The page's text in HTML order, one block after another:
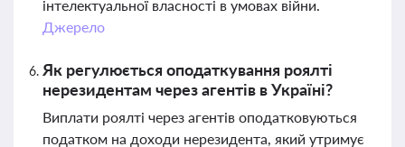
інтелектуальної власності в умовах війни.
Джерело
Як регулюється оподаткування роялті
нерезидентам через агентів в Україні?
Виплати роялті через агентів оподатковуються
податком на доходи нерезидента, який утримує